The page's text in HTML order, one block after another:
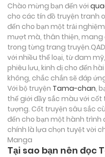
Chào mừng bạn đến với
cho các tín đồ truyện tranh
đến cho bạn một trải
mượt mà, thân thiện, mang
trong từng trang
với nhiều thể loại, từ đam
phiêu lưu, kinh dị cho đến
không, chắc chắn sẽ đáp
Với bộ truyện Tama-chan,
thế giới đầy sắc màu với cốt
tượng. Cốt truyện sâu sắc
đến cho bạn một hành
chính là lựa chọn tuyệt vời
Manga
Tại sao bạn nên đọc